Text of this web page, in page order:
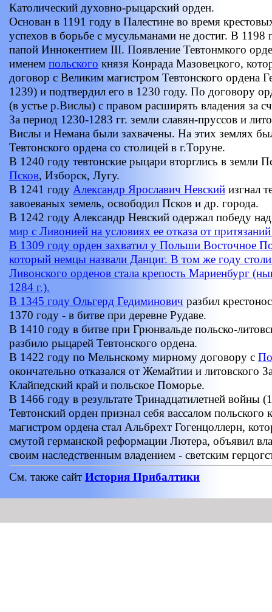
Католический духовно-рыцарский орден.
Основан в 1191 году в Палестине во время
успехов в борьбе с мусульманами не достиг. В 1198
папой Иннокентием III. Появление Тевтонмкого
именем польского князя Конрада Мазовецкого,
договор с Великим магистром Тевтонского ордена
1239) и подтвердил его в 1230 году. По договору
(в устье р.Вислы) с правом расширять владения за
За период 1230-1283 гг. земли славян-пруссов и
Вислы и Немана были захвачены. На этих землях
Тевтонского ордена со столицей в г.Торуне.
В 1240 году тевтонские рыцари вторглись в земли
Псков, Изборск, Лугу.
В 1241 году Александр Ярославич Невский изгнал
завоеваных земель, освободил Псков и др. города.
В 1242 году Александр Невский одержал победу
мир с Ливонией на условиях ее отказа от
В 1309 году орден захватил у Польши Восточное
который немцы назвали Данциг. В том же году
Ливонского орденов стала крепость Мариенбург
1284 г.).
В 1345 году Ольгерд Гедиминович разбил
1370 году - в битве при деревне Рудаве.
В 1410 году в битве при Грюнвальде польско-
разбило рыцарей Тевтонского ордена.
В 1422 году по Мельнскому мирному договору с
окончательно отказался от Жемайтии и литовского
Клайпедский край и польское Поморье.
В 1466 году в результате Тринадцатилетней войны
Тевтонский орден признал себя вассалом
магистром ордена стал Альбрехт Гогенцоллерн,
смутой германской реформации Лютера, объявил
своим наследственным владением - светским
См. также сайт История Прибалтики